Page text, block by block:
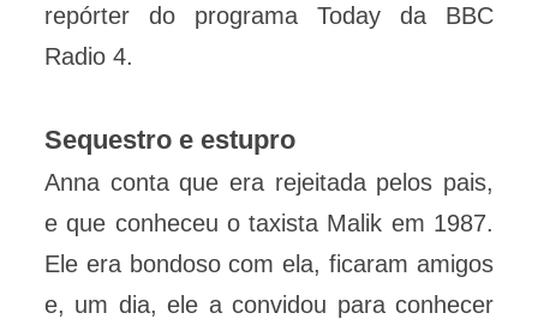
repórter do programa Today da BBC
Radio 4.
Sequestro e estupro
Anna conta que era rejeitada pelos pais,
e que conheceu o taxista Malik em 1987.
Ele era bondoso com ela, ficaram amigos
e, um dia, ele a convidou para conhecer